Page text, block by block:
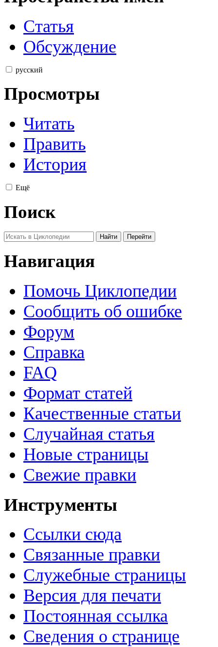
Статья
Обсуждение
русский
Просмотры
Читать
Править
История
Ещё
Поиск
Навигация
Помочь Циклопедии
Сообщить об ошибке
Форум
Справка
FAQ
Формат статей
Качественные статьи
Случайная статья
Новые страницы
Свежие правки
Инструменты
Ссылки сюда
Связанные правки
Служебные страницы
Версия для печати
Постоянная ссылка
Сведения о странице